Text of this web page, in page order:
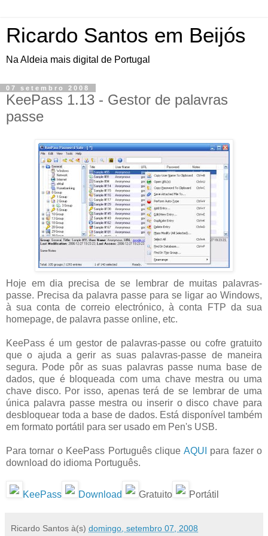
Ricardo Santos em Beijós
Na Aldeia mais digital de Portugal
07 setembro 2008
KeePass 1.13 - Gestor de palavras
passe
Hoje em dia precisa de se lembrar de muitas palavras-
passe. Precisa da palavra passe para se ligar ao Windows,
à sua conta de correio electrónico, à conta FTP da sua
homepage, de palavra passe online, etc.
KeePass é um gestor de palavras-passe ou cofre gratuito
que o ajuda a gerir as suas palavras-passe de maneira
segura. Pode pôr as suas palavras passe numa base de
dados, que é bloqueada com uma chave mestra ou uma
chave disco. Por isso, apenas terá de se lembrar de uma
única palavra passe mestra ou inserir o disco chave para
desbloquear toda a base de dados. Está disponível também
em formato portátil para ser usado em Pen's USB.
Para tornar o KeePass Português clique AQUI
para fazer o
download do idioma Português.
KeePass Download Gratuito Portátil
Ricardo Santos à(s) domingo, setembro 07, 2008